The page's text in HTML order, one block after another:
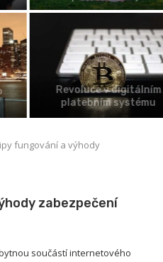
Revoluce v digitálním
platebním systému
fungování a výhody
zabezpečení
součástí internetového